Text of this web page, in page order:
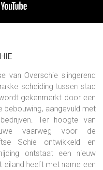
van Overschie slingerend
scheiding tussen stad
gekenmerkt door een
bebouwing, aangevuld met
Ter hoogte van
vaarweg voor de
Schie ontwikkeld en
ontstaat een nieuw
eiland heeft met name een